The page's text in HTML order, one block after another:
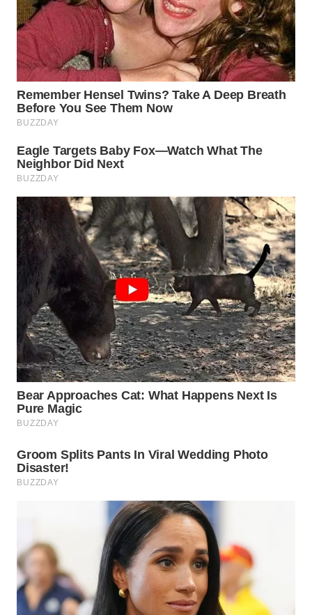
WN
INDRAMAYU
WN
KUNINGAN
WN
MAJALENGKA
WN
SUBANG
WN
SUKABUMI
WN
PURWAKARTA
WN
PRIANGAN
TIMUR
WN
SEMARANG
WN
SOLO
WN
MADURA
WN